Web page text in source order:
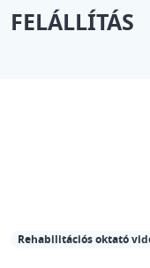
FELÁLLÍTÁS
Rehabilitációs oktató